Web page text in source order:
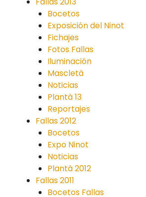
Bocetos
Exposición del Ninot
Fichajes
Fotos Fallas
Iluminación
Mascletà
Noticias
Plantà 13
Reportajes
Fallas 2012
Bocetos
Expo Ninot
Noticias
Plantà 2012
Fallas 2011
Bocetos Fallas